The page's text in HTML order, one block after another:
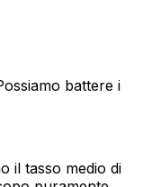
battere i
il tasso medio di